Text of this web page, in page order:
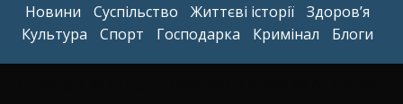
Новини Суспільство Життєві історії
Здоров’я
Культура
Спорт Господарка Кримінал Блоги